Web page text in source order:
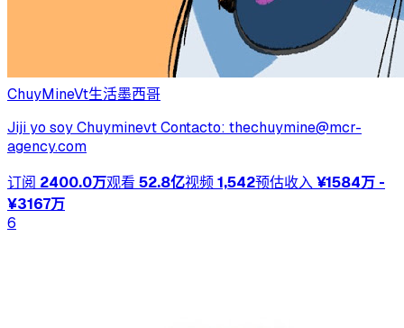
ChuyMineVt生活墨西哥
Jiji yo soy Chuyminevt Contacto: thechuymine@mcr-
agency.com
订阅 2400.0万观看 52.8亿视频1,542预估收入¥1584万 -
¥3167万
6